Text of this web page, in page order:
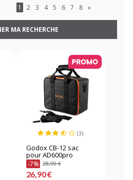
1 2 3 4 5 6 7 8 »
MA RECHERCHE
(3)
Godox CB-12 sac
pour AD600pro
-7% 28,90 €
26,90 €